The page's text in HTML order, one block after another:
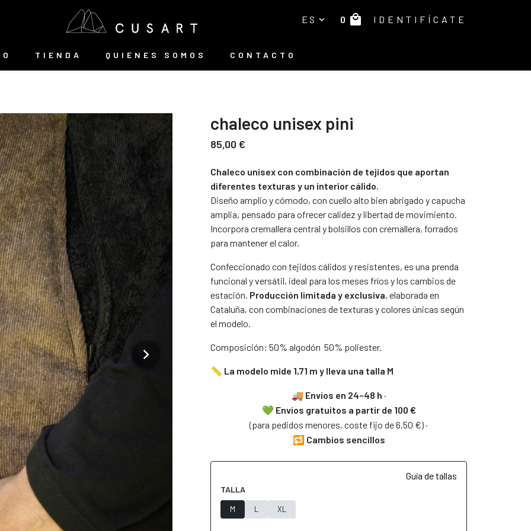
ES expand_more 0 local_mall IDENTIFÍCATE
TIENDA QUIENES SOMOS CONTACTO
chevron_rightshop.next_image
chaleco unisex pini
85,00 €
Chaleco unisex con combinación de tejidos que aportan
diferentes texturas y un interior cálido.
Diseño amplio y cómodo, con cuello alto bien abrigado y capucha
amplia, pensado para ofrecer calidez y libertad de movimiento.
Incorpora cremallera central y bolsillos con cremallera, forrados
para mantener el calor.
Confeccionado con tejidos cálidos y resistentes, es una prenda
funcional y versátil, ideal para los meses fríos y los cambios de
estación. Producción limitada y exclusiva, elaborada en
Cataluña, con combinaciones de texturas y colores únicas según
el modelo.
Composición: 50% algodón 50% poliester.
📏 La modelo mide 1,71 m y lleva una talla M
🚚 Envíos en 24–48 h ·
💚 Envíos gratuitos a partir de 100 €
(para pedidos menores, coste fijo de 6,50 €) ·
🔁 Cambios sencillos
Guía de tallas
TALLA
M L XL